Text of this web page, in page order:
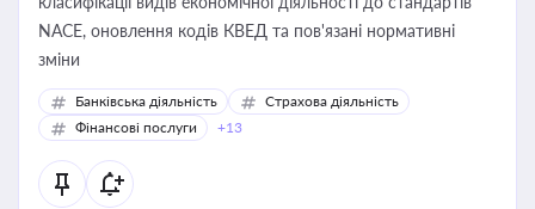
NACE, оновлення кодів КВЕД та пов'язані нормативні
зміни
Банківська діяльність
Страхова діяльність
Фінансові послуги
+13